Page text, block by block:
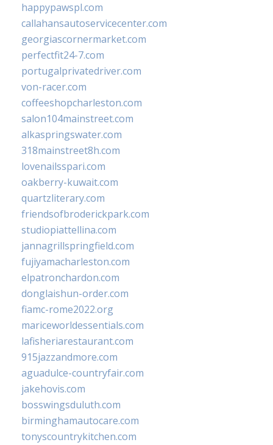
happypawspl.com
callahansautoservicecenter.com
georgiascornermarket.com
perfectfit24-7.com
portugalprivatedriver.com
von-racer.com
coffeeshopcharleston.com
salon104mainstreet.com
alkaspringswater.com
318mainstreet8h.com
lovenailsspari.com
oakberry-kuwait.com
quartzliterary.com
friendsofbroderickpark.com
studiopiattellina.com
jannagrillspringfield.com
fujiyamacharleston.com
elpatronchardon.com
donglaishun-order.com
fiamc-rome2022.org
mariceworldessentials.com
lafisheriarestaurant.com
915jazzandmore.com
aguadulce-countryfair.com
jakehovis.com
bosswingsduluth.com
birminghamautocare.com
tonyscountrykitchen.com